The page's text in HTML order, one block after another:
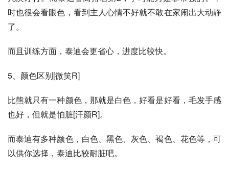
时也很会看眼色，看到主人心情不好就不敢在家闹出大动静
了。
而且训练方面，泰迪会更省心，进度比较快。
5、颜色区别[微笑R]
比熊就只有一种颜色，那就是白色，好看是好看，毛发手感
也好，但就是怕脏[汗颜R]。
而泰迪有多种颜色，白色、黑色、灰色、褐色、花色等，可
以供你选择，泰迪比较耐脏吧。